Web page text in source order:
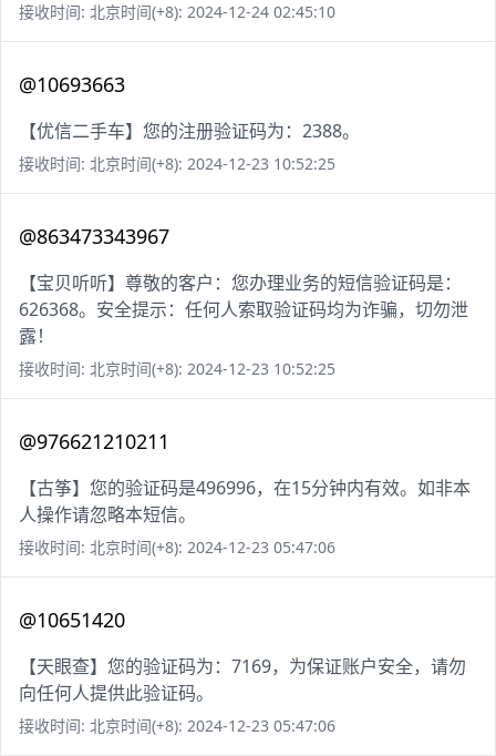
接收时间: 北京时间(+8): 2024-12-24 02:45:10
@10693663
【优信二手车】您的注册验证码为：2388。
接收时间: 北京时间(+8): 2024-12-23 10:52:25
@863473343967
【宝贝听听】尊敬的客户：您办理业务的短信验证码是：
626368。安全提示：任何人索取验证码均为诈骗，切勿泄
露！
接收时间: 北京时间(+8): 2024-12-23 10:52:25
@976621210211
【古筝】您的验证码是496996，在15分钟内有效。如非本
人操作请忽略本短信。
接收时间: 北京时间(+8): 2024-12-23 05:47:06
@10651420
【天眼查】您的验证码为：7169，为保证账户安全，请勿
向任何人提供此验证码。
接收时间: 北京时间(+8): 2024-12-23 05:47:06